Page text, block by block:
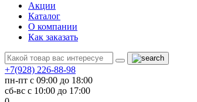
Акции
Каталог
О компании
Как заказать
+7(928) 226-88-98
пн-пт с 09:00 до 18:00
сб-вс с 10:00 до 17:00